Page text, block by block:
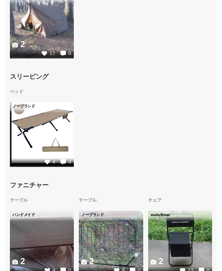
17 0
2
スリーピング
ベッド
ノーブランド
4 0
ファニチャー
テーブル
ハンドメイド
2
テーブル
ノーブランド
2
チェア
wakufimac
2